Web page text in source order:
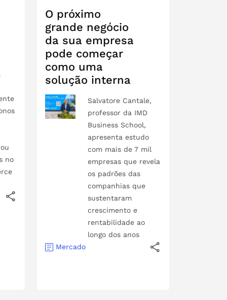
no
O próximo
grande negócio
da sua empresa
pode começar
como uma
solução interna
Salvatore Cantale,
professor da IMD
Business School,
apresenta estudo
com mais de 7 mil
empresas que revela
os padrões das
companhias que
sustentaram
crescimento e
rentabilidade ao
longo dos anos
Mercado